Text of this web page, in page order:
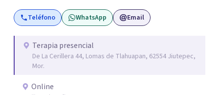
conductuales, así como dificultades en el manejo del
estrés y las emociones. Mi espacio es seguro, respetuoso
mi labor es escucharte con atención, acompañarte a dar
sentido a lo que vives y construir juntos caminos hacia tu
bienestar. Gracias por confiar en este camino.`
Teléfono WhatsApp Email
Terapia presencial
De La Cerillera 44, Lomas de Tlahuapan, 62554 Jiutepec,
Mor.
Online